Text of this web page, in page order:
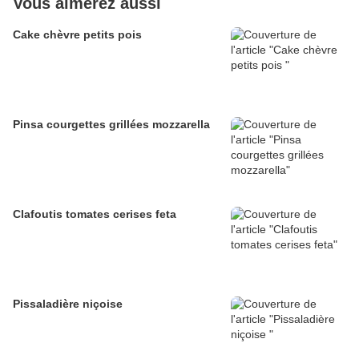
Cake chèvre petits pois
Pinsa courgettes grillées mozzarella
Clafoutis tomates cerises feta
Pissaladière niçoise